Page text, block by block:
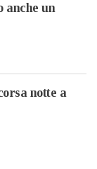
anche un
notte a